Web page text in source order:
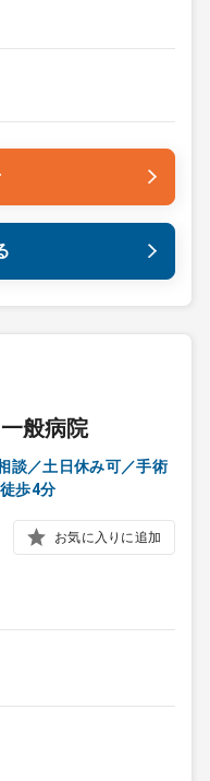
般病院
談／土日休み可／手術
歩4分
お気に入りに追加